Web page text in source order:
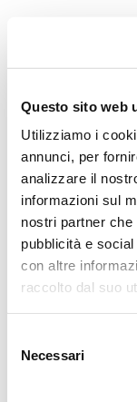
Questo sito web
Utilizziamo i
annunci, per
analizzare il
informazioni sul
nostri partner
pubblicità e
con altre
raccolto dal suo
delNecessari
Direttore
Professori
La Storia
I
I Festival
Area
Calendario
Cartellone
I
Teatro Dal
Biglietteria